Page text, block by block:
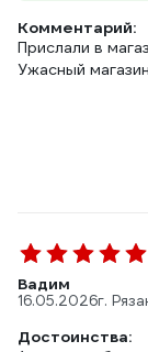
Комментарий:
Прислали в
Ужасный
Вадим
16.05.2026г.
Достоинства: